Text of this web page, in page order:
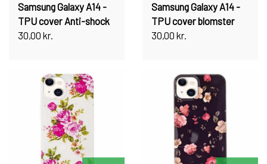
Samsung Galaxy A14 -
TPU cover Anti-shock
30,00 kr.
Samsung Galaxy A14 -
TPU cover blomster
30,00 kr.